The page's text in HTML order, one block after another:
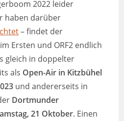
2022 leider
haben darüber
– findet der
im Ersten und ORF2 endlich
gleich in doppelter
als Open-Air in Kitzbühel
und andererseits in
Dortmunder
21 Oktober. Einen